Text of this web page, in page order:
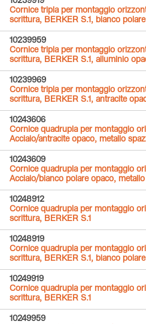
Cornice tripla per montaggio
scrittura, BERKER S.1, bianco
10239959
Cornice tripla per montaggio
scrittura, BERKER S.1, alluminio
10239969
Cornice tripla per montaggio
scrittura, BERKER S.1, antracite
10243606
Cornice quadrupla per montaggio
Acciaio/antracite opaco, metallo
10243609
Cornice quadrupla per montaggio
Acciaio/bianco polare opaco,
10248912
Cornice quadrupla per montaggio
scrittura, BERKER S.1
10248919
Cornice quadrupla per montaggio
scrittura, BERKER S.1, bianco
10249919
Cornice quadrupla per montaggio
scrittura, BERKER S.1
10249959